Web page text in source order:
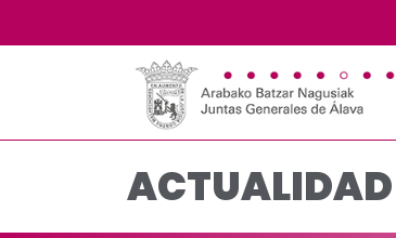
Las Juntas se
ACTUALIDAD